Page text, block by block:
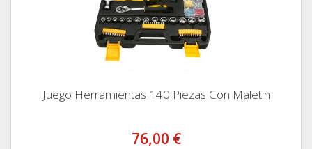
Juego Herramientas 140 Piezas Con Maletin
76,00 €